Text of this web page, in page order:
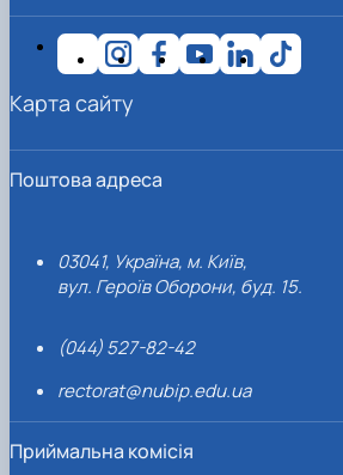
Поштова адреса
03041, Україна, м. Київ,
вул. Героїв Оборони, буд. 15.
(044) 527-82-42
rectorat@nubip.edu.ua
Приймальна комісія
Карта сайту